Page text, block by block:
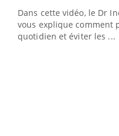
Dans cette vidéo, le Dr
vous explique comment
quotidien et éviter les ...